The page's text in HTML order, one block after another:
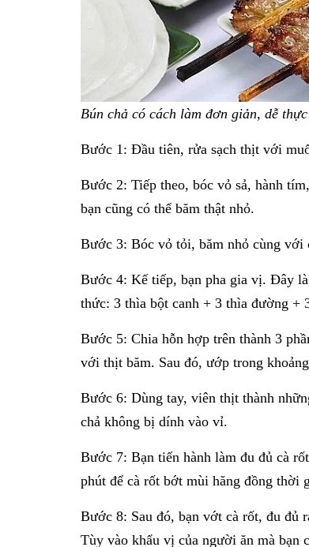
Bún chả có cách làm đơn giản, dễ
Bước 1: Đầu tiên, rửa sạch thịt với
Bước 2: Tiếp theo, bóc vỏ sả, hành
bạn cũng có thể băm thật nhỏ.
Bước 3: Bóc vỏ tỏi, băm nhỏ cùng
Bước 4: Kế tiếp, bạn pha gia vị. Đây
thức: 3 thìa bột canh + 3 thìa đường +
Bước 5: Chia hỗn hợp trên thành 3
với thịt băm. Sau đó, ướp trong
Bước 6: Dùng tay, viên thịt thành
chả không bị dính vào vỉ.
Bước 7: Bạn tiến hành làm đu đủ cà
phút để cà rốt bớt mùi hăng đồng thời
Bước 8: Sau đó, bạn vớt cà rốt, đu đủ
Tùy vào khẩu vị của người ăn mà bạn